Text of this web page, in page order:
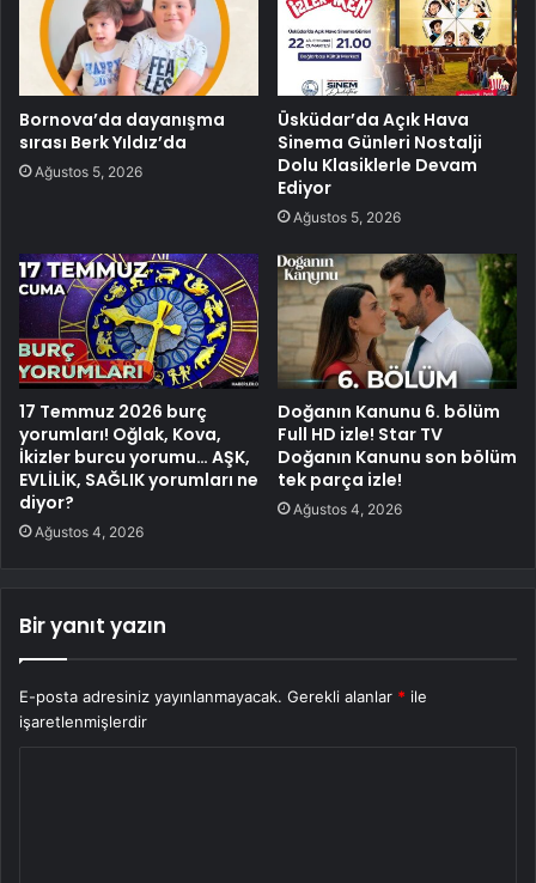
Bornova’da dayanışma
sırası Berk Yıldız’da
Ağustos 5, 2026
Üsküdar’da Açık Hava
Sinema Günleri Nostalji
Dolu Klasiklerle Devam
Ediyor
Ağustos 5, 2026
17 Temmuz 2026 burç
yorumları! Oğlak, Kova,
İkizler burcu yorumu… AŞK,
EVLİLİK, SAĞLIK yorumları ne
diyor?
Ağustos 4, 2026
Doğanın Kanunu 6. bölüm
Full HD izle! Star TV
Doğanın Kanunu son bölüm
tek parça izle!
Ağustos 4, 2026
Bir yanıt yazın
E-posta adresiniz yayınlanmayacak. Gerekli alanlar * ile
işaretlenmişlerdir